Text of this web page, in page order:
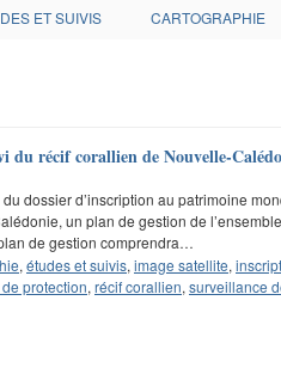
ET SUIVIS CARTOGRAPHIE
du récif corallien de Nouvelle-
dossier d’inscription au patrimoine
un plan de gestion de
de gestion comprendra…
, études et suivis, image satellite,
protection, récif corallien, surveillance